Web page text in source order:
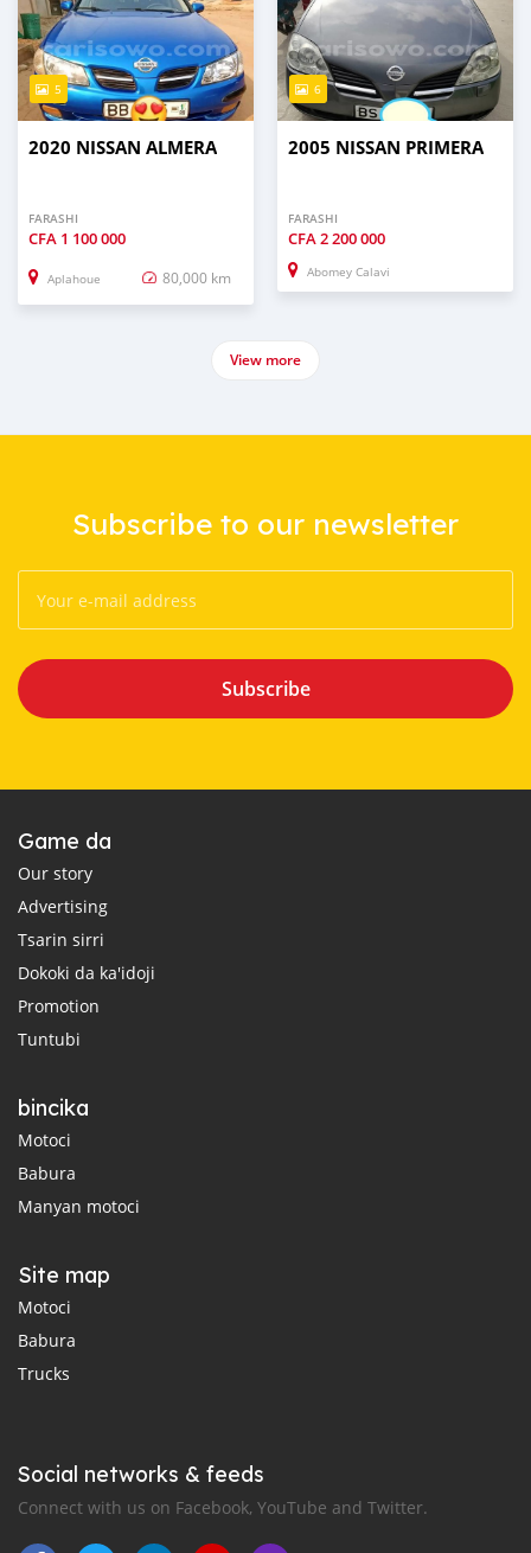
5
2020 NISSAN ALMERA
FARASHI
CFA 1 100 000
Aplahoue 80,000 km
6
2005 NISSAN PRIMERA
FARASHI
CFA2 200 000
Abomey Calavi
View more
Subscribe to our newsletter
Subscribe
Game da
Our story
Advertising
Tsarin sirri
Dokoki da ka'idoji
Promotion
Tuntubi
bincika
Motoci
Babura
Manyan motoci
Site map
Motoci
Babura
Trucks
Social networks & feeds
Connect with us on Facebook, YouTube and Twitter.